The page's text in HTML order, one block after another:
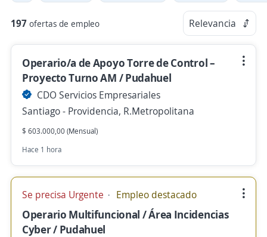
197 ofertas de empleo Relevancia
Operario/a de Apoyo Torre de Control –
Proyecto Turno AM / Pudahuel
CDO Servicios Empresariales
Santiago - Providencia, R.Metropolitana
$ 603.000,00 (Mensual)
Hace 1 hora
Se precisa Urgente Empleo destacado
Operario Multifuncional / Área Incidencias
Cyber / Pudahuel